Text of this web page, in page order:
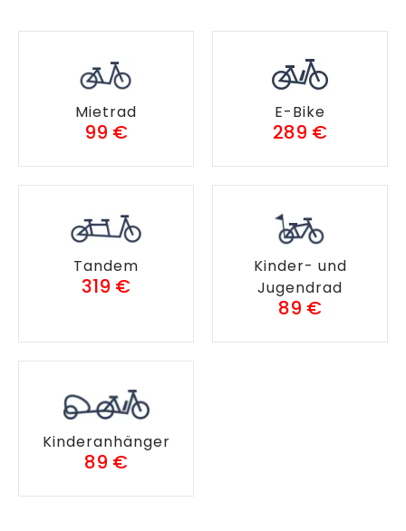
Mietrad
99 €
E-Bike
289 €
Tandem
319 €
Kinder- und
Jugendrad
89 €
Kinderanhänger
89 €